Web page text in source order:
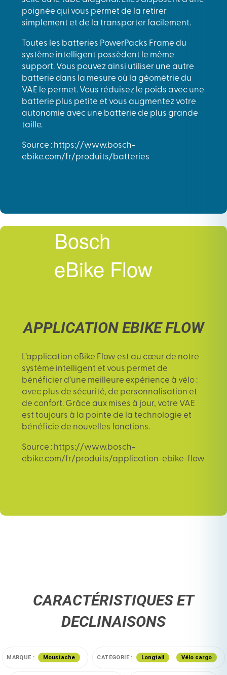
poignée qui vous permet de la retirer
simplement et de la transporter facilement.
Toutes les batteries PowerPacks Frame du
système intelligent possèdent le même
support. Vous pouvez ainsi utiliser une autre
batterie dans la mesure où la géométrie du
VAE le permet. Vous réduisez le poids avec une
batterie plus petite et vous augmentez votre
autonomie avec une batterie de plus grande
taille.
Source : https://www.bosch-
ebike.com/fr/produits/batteries
Bosch
eBike Flow
APPLICATION EBIKE FLOW
L’application eBike Flow est au cœur de notre
système intelligent et vous permet de
bénéficier d’une meilleure expérience à vélo :
avec plus de sécurité, de personnalisation et
de confort. Grâce aux mises à jour, votre VAE
est toujours à la pointe de la technologie et
bénéficie de nouvelles fonctions.
Source : https://www.bosch-
ebike.com/fr/produits/application-ebike-flow
CARACTÉRISTIQUES ET
DECLINAISONS
MARQUE : Moustache CATEGORIE : Longtail Vélo cargo